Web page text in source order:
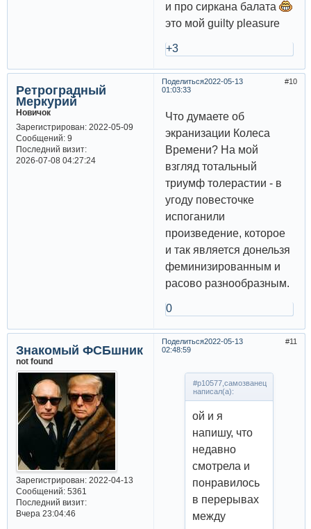
и про сиркана балата
это мой guilty pleasure
+3
Поделиться 10
2022-05-13
01:03:33
Ретроградный
Меркурий
Новичок
Зарегистрирован: 2022-05-09
Сообщений:9
Последний визит:
2026-07-08 04:27:24
Что думаете об
экранизации Колеса
Времени? На мой
взгляд тотальный
триумф толерастии - в
угоду повесточке
испоганили
произведение, которое
и так является донельзя
феминизированным и
расово разнообразным.
0
Поделиться 11
2022-05-13
02:48:59
Знакомый ФСБшник
not found
Зарегистрирован: 2022-04-13
Сообщений:5361
Последний визит:
Вчера 23:04:46
#p10577,самозванец
написал(а):
ой и я
напишу, что
недавно
смотрела и
понравилось
в перерывах
между